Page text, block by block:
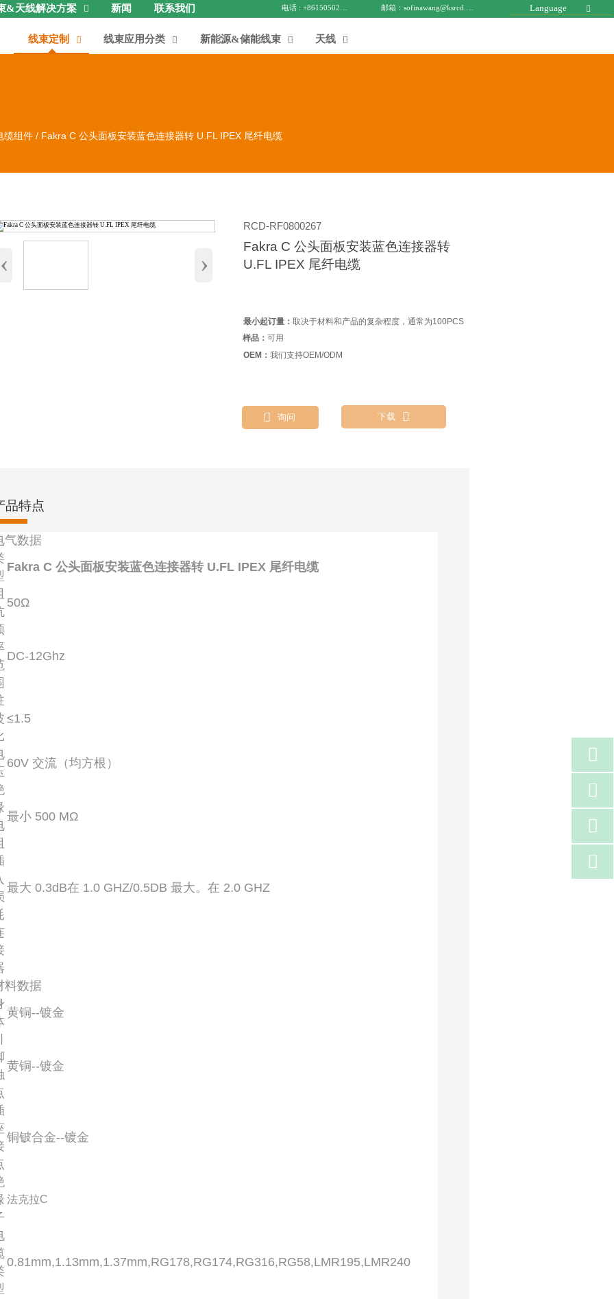
&天线解决方案  新闻 联系我们 Language 
线束定制  线束应用分类  新能源&储能线束  天线 
缆组件/ Fakra C 公头面板安装蓝色连接器转 U.FL IPEX 尾纤电缆
‹ ›
RCD-RF0800267
Fakra C 公头面板安装蓝色连接器转
U.FL IPEX 尾纤电缆
最小起订量： 取决于材料和产品的复杂程度，通常为100PCS
样品：可用
OEM： 我们支持OEM/ODM
 询问 下载 
品特点
气数据
Fakra C 公头面板安装蓝色连接器转 U.FL IPEX 尾纤电缆
50Ω
DC-12Ghz
≤1.5
60V 交流（均方根）
最小 500 MΩ
最大 0.3dB在 1.0 GHZ/0.5DB 最大。在 2.0 GHZ
料数据
黄铜--镀金
黄铜--镀金
铜铍合金--镀金
法克拉C
0.81mm,1.13mm,1.37mm,RG178,RG174,RG316,RG58,LMR195,LMR240



